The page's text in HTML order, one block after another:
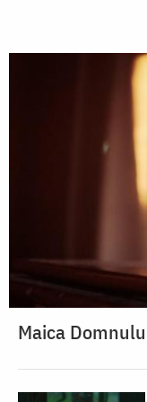
Maica